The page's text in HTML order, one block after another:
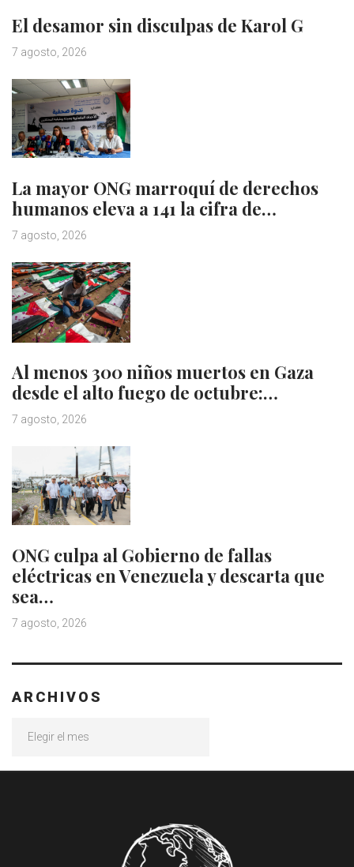
El desamor sin disculpas de Karol G
7 agosto, 2026
La mayor ONG marroquí de derechos
humanos eleva a 141 la cifra de…
7 agosto, 2026
Al menos 300 niños muertos en Gaza
desde el alto fuego de octubre:…
7 agosto, 2026
ONG culpa al Gobierno de fallas
eléctricas en Venezuela y descarta que
sea…
7 agosto, 2026
ARCHIVOS